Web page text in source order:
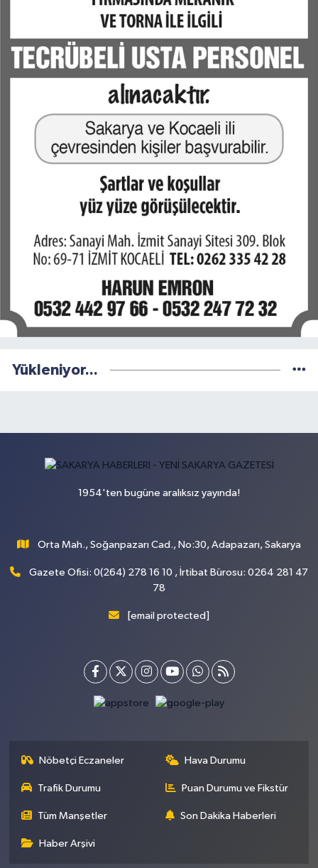
Yükleniyor...
1954'ten bugüne aralıksız yayında!
Orta Mah., Soğanpazarı Cad., No:30, Adapazarı, Sakarya
Gazete Ofisi: 0(264) 278 16 10 , İrtibat Bürosu: 0264 281 47
78
[email protected]
Nöbetçi Eczaneler Hava Durumu
Trafik Durumu Puan Durumu ve Fikstür
Tüm Manşetler Son Dakika Haberleri
Haber Arşivi